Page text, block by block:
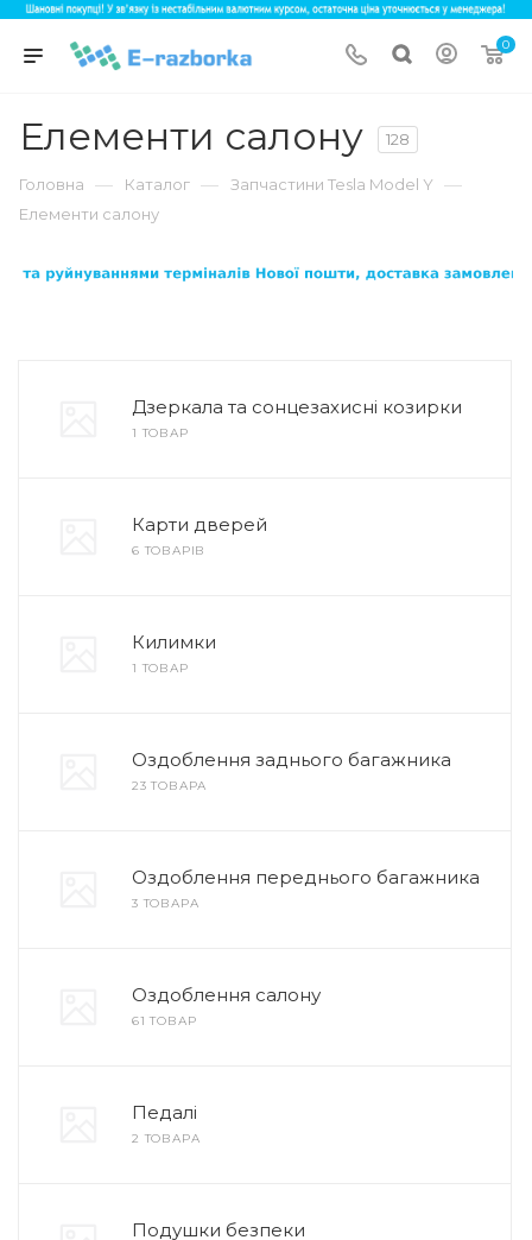
0
Елементи салону 128
Головна — Каталог — Запчастини Tesla Model Y —
Елементи салону
Дзеркала та сонцезахисні козирки
1 ТОВАР
Карти дверей
6 ТОВАРІВ
Килимки
1 ТОВАР
Оздоблення заднього багажника
23 ТОВАРА
Оздоблення переднього багажника
3 ТОВАРА
Оздоблення салону
61 ТОВАР
Педалі
2 ТОВАРА
Подушки безпеки